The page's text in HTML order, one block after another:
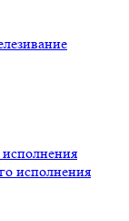
исполнения